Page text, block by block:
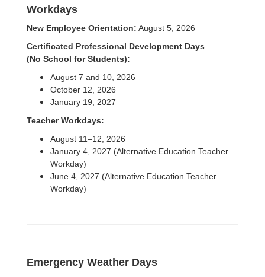
Workdays
New Employee Orientation: August 5, 2026
Certificated Professional Development Days
(No School for Students):
August 7 and 10, 2026
October 12, 2026
January 19, 2027
Teacher Workdays:
August 11–12, 2026
January 4, 2027 (Alternative Education Teacher
Workday)
June 4, 2027 (Alternative Education Teacher
Workday)
Emergency Weather Days